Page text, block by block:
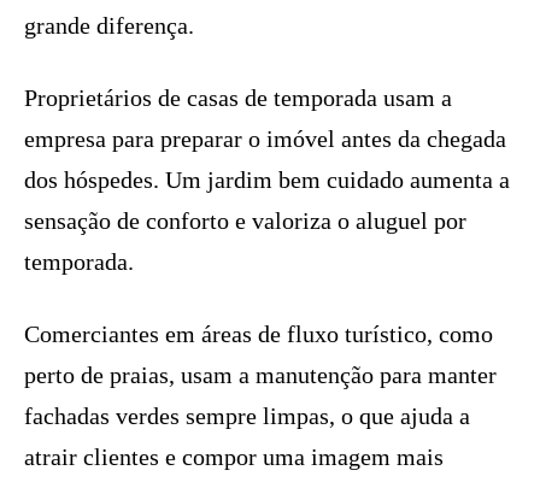
grande diferença.
Proprietários de casas de temporada usam a
empresa para preparar o imóvel antes da chegada
dos hóspedes. Um jardim bem cuidado aumenta a
sensação de conforto e valoriza o aluguel por
temporada.
Comerciantes em áreas de fluxo turístico, como
perto de praias, usam a manutenção para manter
fachadas verdes sempre limpas, o que ajuda a
atrair clientes e compor uma imagem mais